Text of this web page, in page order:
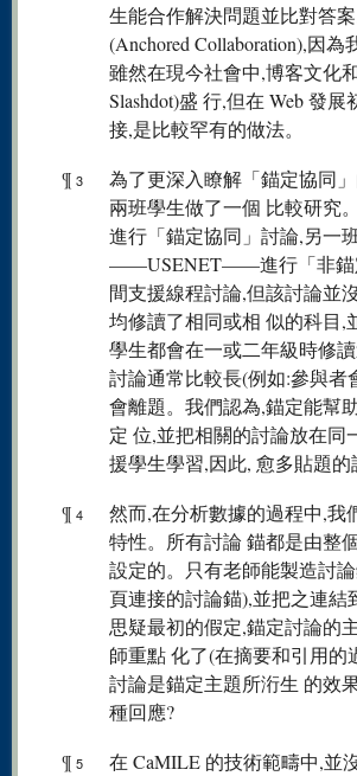
生能合作解決問題並比對答
(Anchored Collaboration),因
雖然在現今社會中,博客文化
Slashdot)盛 行,但在 Web 發
接,是比較罕有的做法。
¶ 3
為了更深入瞭解「錨定協同」
兩班學生做了一個 比較研究
進行「錨定協同」討論,另一
——USENET——進行「非錨
間支援線程討論,但該討論並
均修讀了相同或相 似的科目,
學生都會在一或二年級時修
討論通常比較長(例如:參與者
會離題。我們認為,錨定能幫
定 位,並把相關的討論放在
援學生學習,因此, 愈多貼題
¶ 4
然而,在分析數據的過程中,我
特性。所有討論 錨都是由
設定的。只有老師能製造討
頁連接的討論錨),並把之連結
思疑最初的假定,錨定討論的
師重點 化了(在摘要和引用
討論是錨定主題所洐生 的效
種回應?
¶ 5
在 CaMILE 的技術範疇中,並